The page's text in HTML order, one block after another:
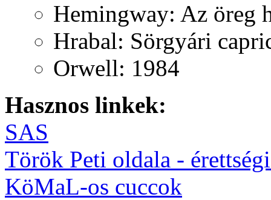
Hemingway: Az öreg
Hrabal: Sörgyári
Orwell: 1984
Hasznos linkek:
SAS
Török Peti oldala -
KöMaL-os cuccok